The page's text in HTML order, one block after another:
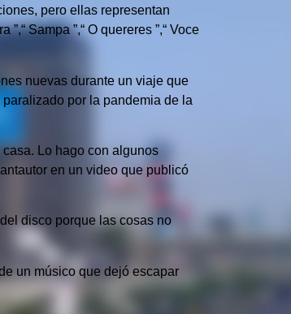
pero ellas representan
Sampa ”,“ O quereres ”,“ Voce
nuevas durante un viaje que
por la pandemia de la
Lo hago con algunos
en un video que publicó
disco porque las cosas no
un músico que dejó escapar